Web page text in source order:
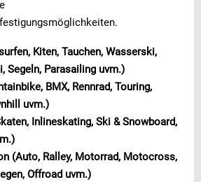
Kiten, Tauchen, Wasserski,
Segeln, Parasailing uvm.)
BMX, Rennrad, Touring,
uvm.)
Inlineskating, Ski & Snowboard,
(Auto, Ralley, Motorrad, Motocross,
Offroad uvm.)